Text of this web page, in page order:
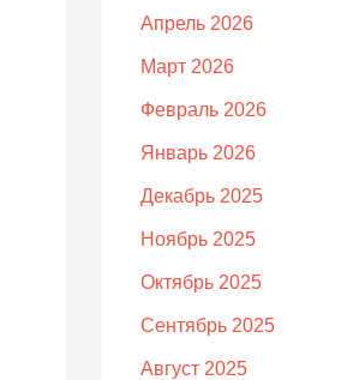
Апрель 2026
Март 2026
Февраль 2026
Январь 2026
Декабрь 2025
Ноябрь 2025
Октябрь 2025
Сентябрь 2025
Август 2025